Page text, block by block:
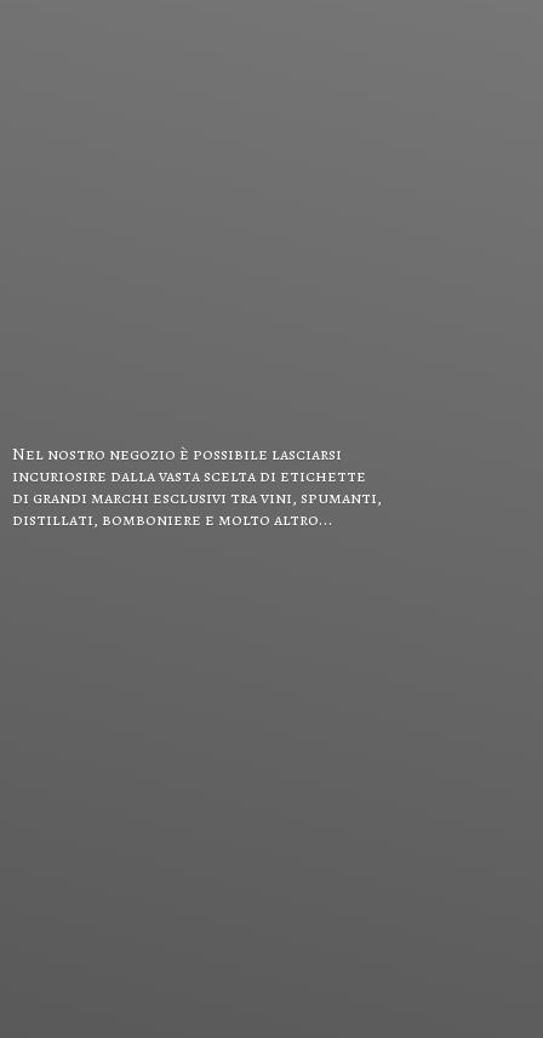
Nel nostro negozio è possibile lasciarsi
incuriosire dalla vasta scelta di etichette
di grandi marchi esclusivi tra vini, spumanti,
distillati, bomboniere e molto altro...